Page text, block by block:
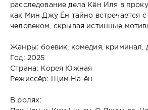
расследование дела Кён Иля в
как Мин Джу Ён тайно встречается
человеком, скрывая истинные
Жанры: боевик, комедия, криминал,
Год: 2025
Страна: Корея Южная
Режиссёр: Щим На-ён
В ролях: